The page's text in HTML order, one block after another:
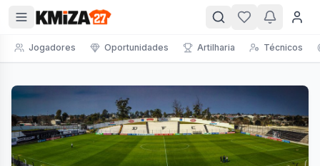
Jogadores Oportunidades Artilharia Técnicos